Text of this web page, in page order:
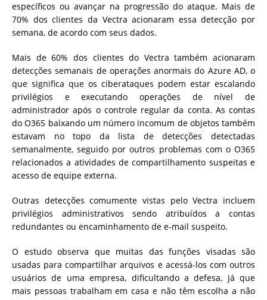
específicos ou avançar na progressão do ataque. Mais de
70% dos clientes da Vectra acionaram essa detecção por
semana, de acordo com seus dados.
Mais de 60% dos clientes do Vectra também acionaram
detecções semanais de operações anormais do Azure AD, o
que significa que os ciberataques podem estar escalando
privilégios e executando operações de nível de
administrador após o controle regular da conta. As contas
do O365 baixando um número incomum de objetos também
estavam no topo da lista de detecções detectadas
semanalmente, seguido por outros problemas com o O365
relacionados a atividades de compartilhamento suspeitas e
acesso de equipe externa.
Outras detecções comumente vistas pelo Vectra incluem
privilégios administrativos sendo atribuídos a contas
redundantes ou encaminhamento de e-mail suspeito.
O estudo observa que muitas das funções visadas são
usadas para compartilhar arquivos e acessá-los com outros
usuários de uma empresa, dificultando a defesa, já que
mais pessoas trabalham em casa e não têm escolha a não